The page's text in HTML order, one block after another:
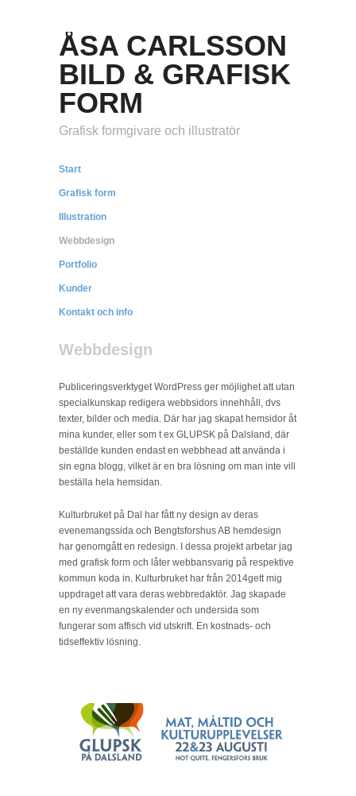
ÅSA CARLSSON
BILD & GRAFISK
FORM
Grafisk formgivare och illustratör
Start
Grafisk form
Illustration
Webbdesign
Portfolio
Kunder
Kontakt och info
Webbdesign
Publiceringsverktyget WordPress ger möjlighet att utan
specialkunskap redigera webbsidors innehhåll, dvs
texter, bilder och media. Där har jag skapat hemsidor åt
mina kunder, eller som t ex GLUPSK på Dalsland, där
beställde kunden endast en webbhead att använda i
sin egna blogg, vilket är en bra lösning om man inte vill
beställa hela hemsidan.
Kulturbruket på Dal har fått ny design av deras
evenemangssida och Bengtsforshus AB hemdesign
har genomgått en redesign. I dessa projekt arbetar jag
med grafisk form och låter webbansvarig på respektive
kommun koda in. Kulturbruket har från 2014gett mig
uppdraget att vara deras webbredaktör. Jag skapade
en ny evenmangskalender och undersida som
fungerar som affisch vid utskrift. En kostnads- och
tidseffektiv lösning.